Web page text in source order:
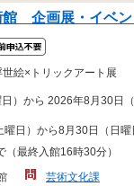
館 企画展・イベン
絵×トリックアート展
）から 2026年8月30日
日）から8月30日（日曜
終入館16時30分）
芸術文化課